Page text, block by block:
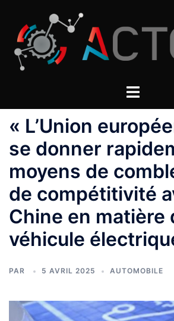
contenu
« L’Union
se donner
moyens de
de compétitivité
Chine en matière
véhicule
PAR 5 AVRIL 2025 AUTOMOBILE